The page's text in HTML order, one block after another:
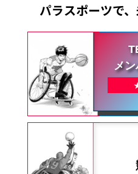
パラスポーツで、
メ